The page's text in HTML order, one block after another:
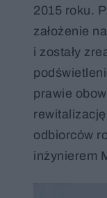
2015 roku.
założenie
i zostały
prawie
odbiorców
inżynierem